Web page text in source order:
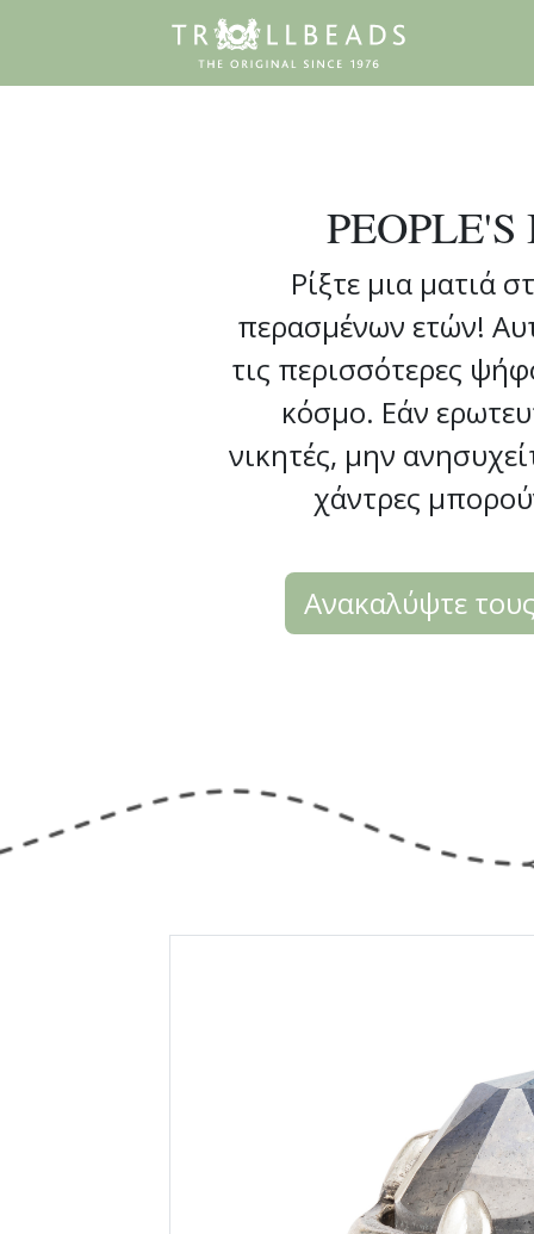
Ρίξτε μια ματιά
περασμένων ετών!
τις περισσότερες
κόσμο. Εάν
νικητές, μην
χάντρες
Ανακαλύψτε